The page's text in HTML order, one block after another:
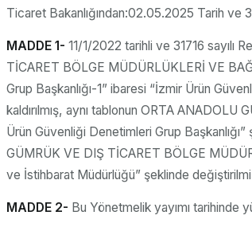
Ticaret Bakanlığından:02.05.2025 Tarih ve
MADDE 1- 11/1/2022 tarihli ve 31716 sayılı
TİCARET BÖLGE MÜDÜRLÜKLERİ VE
Grup Başkanlığı-1” ibaresi “İzmir Ürün
kaldırılmış, aynı tablonun ORTA
Ürün Güvenliği Denetimleri Grup
GÜMRÜK VE DIŞ TİCARET BÖLGE
ve İstihbarat Müdürlüğü” şeklinde
MADDE 2- Bu Yönetmelik yayımı tarihinde